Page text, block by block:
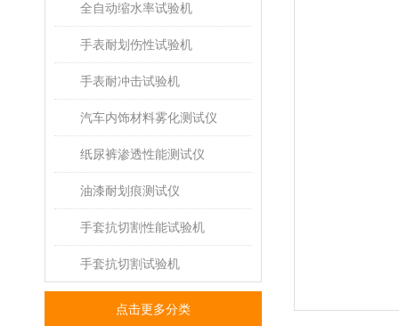
全自动缩水率试验机
手表耐划伤性试验机
手表耐冲击试验机
汽车内饰材料雾化测试仪
纸尿裤渗透性能测试仪
油漆耐划痕测试仪
手套抗切割性能试验机
手套抗切割试验机
点击更多分类